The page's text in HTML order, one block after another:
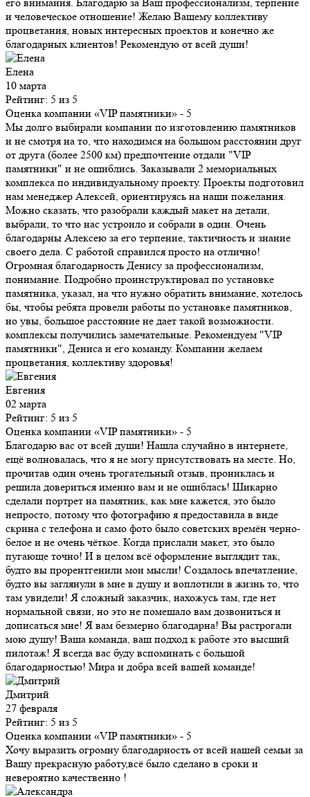
и человеческое отношение! Желаю Вашему коллективу
процветания, новых интересных проектов и конечно же
благодарных клиентов! Рекомендую от всей души!
Елена
10 марта
Рейтинг: 5 из 5
Оценка компании «VIP памятники» - 5
Мы долго выбирали компании по изготовлению памятников
и не смотря на то, что находимся на большом расстоянии друг
от друга (более 2500 км) предпочтение отдали "VIP
памятники" и не ошиблись. Заказывали 2 мемориальных
комплекса по индивидуальному проекту. Проекты подготовил
нам менеджер Алексей, ориентируясь на наши пожелания.
Можно сказать, что разобрали каждый макет на детали,
выбрали, то что нас устроило и собрали в один. Очень
благодарны Алексею за его терпение, тактичность и знание
своего дела. С работой справился просто на отлично!
Огромная благодарность Денису за профессионализм,
понимание. Подробно проинструктировал по установке
памятника, указал, на что нужно обратить внимание, хотелось
бы, чтобы ребята провели работы по установке памятников,
но увы, большое расстояние не дает такой возможности.
комплексы получились замечательные. Рекомендуем "VIP
памятники", Дениса и его команду. Компании желаем
процветания, коллективу здоровья!
Евгения
02 марта
Рейтинг: 5 из 5
Оценка компании «VIP памятники» - 5
Благодарю вас от всей души! Нашла случайно в интернете,
ещё волновалась, что я не могу присутствовать на месте. Но,
прочитав один очень трогательный отзыв, прониклась и
решила довериться именно вам и не ошиблась! Шикарно
сделали портрет на памятник, как мне кажется, это было
непросто, потому что фотографию я предоставила в виде
скрина с телефона и само фото было советских времён черно-
белое и не очень чёткое. Когда прислали макет, это было
пугающе точно! И в целом всё оформление выглядит так,
будто вы прорентгенили мои мысли! Создалось впечатление,
будто вы заглянули в мне в душу и воплотили в жизнь то, что
там увидели! Я сложный заказчик, нахожусь там, где нет
нормальной связи, но это не помешало вам дозвониться и
дописаться мне! Я вам безмерно благодарна! Вы растрогали
мою душу! Ваша команда, ваш подход к работе это высший
пилотаж! Я всегда вас буду вспоминать с большой
благодарностью! Мира и добра всей вашей команде!
Дмитрий
27 февраля
Рейтинг: 5 из 5
Оценка компании «VIP памятники» - 5
Хочу выразить огромну благодарность от всей нашей семьи за
Вашу прекрасную работу,всё было сделано в сроки и
невероятно качественно !